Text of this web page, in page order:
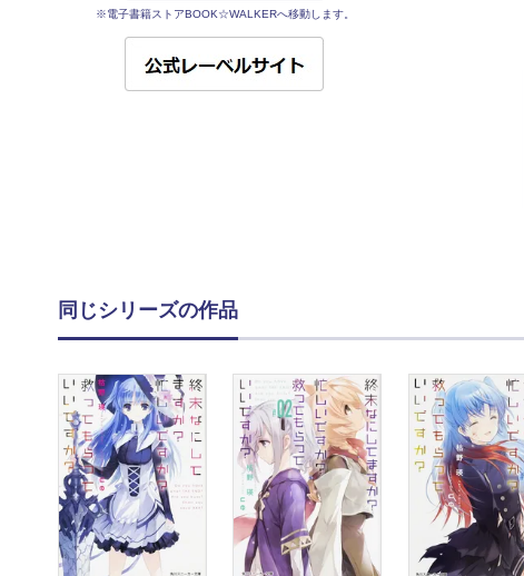
※電子書籍ストアBOOK☆WALKERへ移動します。
同じシリーズの作品